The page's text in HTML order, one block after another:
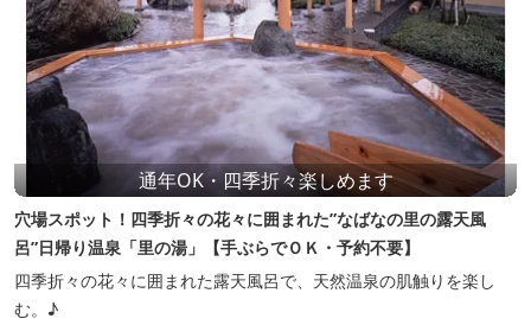
通年OK・四季折々楽しめます
穴場スポット！四季折々の花々に囲まれた”なばなの里の露天風
呂”日帰り温泉「里の湯」【手ぶらでＯＫ・予約不要】
四季折々の花々に囲まれた露天風呂で、天然温泉の肌触りを楽し
む。♪